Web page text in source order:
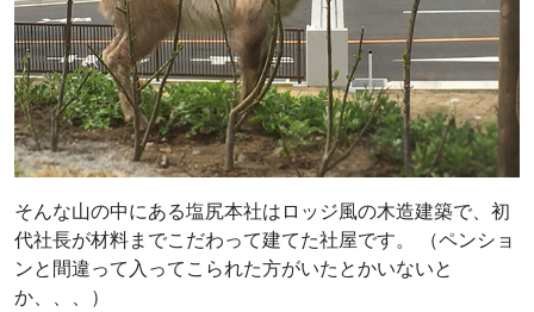
そんな山の中にある塩尻本社はロッジ風の木造建築で、初
代社長が材料までこだわって建てた社屋です。 （ペンショ
ンと間違って入ってこられた方がいたとかいないと
か、、、）